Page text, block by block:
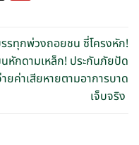
รทุกพ่วงถอยชน ซี่โครงหัก!
หักดามเหล็ก! ประกันภัยปัด
ยค่าเสียหายตามอาการบาด
เจ็บจริง